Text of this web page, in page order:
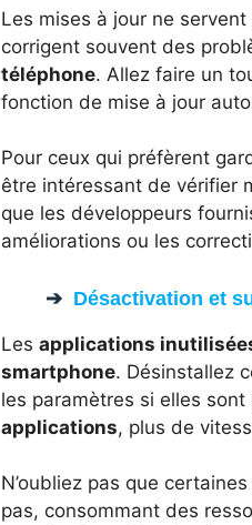
Les mises à jour ne
corrigent souvent des
téléphone. Allez faire un
fonction de mise à jour
Pour ceux qui préfèrent
être intéressant de vérifier
que les développeurs
améliorations ou les
Désactivation et
Les applications
smartphone. Désinstallez
les paramètres si elles
applications, plus de
N’oubliez pas que
pas, consommant des